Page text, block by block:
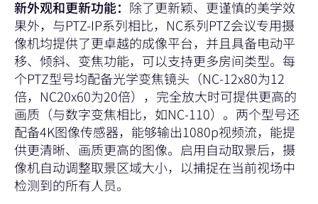
新外观和更新功能： 除了更新颖、更谨慎的美学效
果外，与PTZ-IP系列相比，NC系列PTZ会议专用摄
像机均提供了更卓越的成像平台，并且具备电动平
移、倾斜、变焦功能，可以支持更多房间类型。每
个PTZ型号均配备光学变焦镜头（NC-12x80为12
倍，NC20x60为20倍），完全放大时可提供更高的
画质（与数字变焦相比，如NC-110）。两个型号还
配备4K图像传感器，能够输出1080p视频流，能提
供更清晰、画质更高的图像。启用自动取景后，摄
像机自动调整取景区域大小，以捕捉在当前视场中
检测到的所有人员。